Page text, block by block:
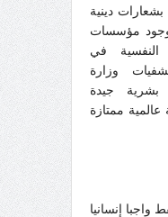
دينية
وجود مؤسسات
النفسية في
وزارة
جيدة
ممتازة
إنسانيا